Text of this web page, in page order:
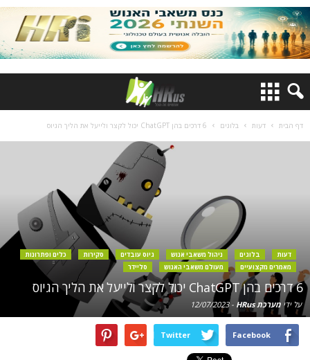
דף הבית דעות בלוגים 6 דרכים בהן ChatGPT יכול לקצר ולייעל את הליך הגיוס
דעות בלוגים ניהול משאבי אנוש גיוס עובדים סקירות
כלים ופתרונות
מאמרים מקצועיים
מעולם משאבי האנוש סליידר
6 דרכים בהן ChatGPT יכול לקצר ולייעל את הליך הגיוס
על ידי מערכת HRus -
12/07/2023
Facebook
Twitter